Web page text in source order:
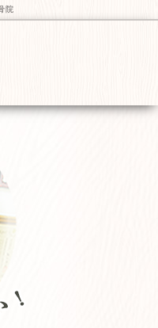
院